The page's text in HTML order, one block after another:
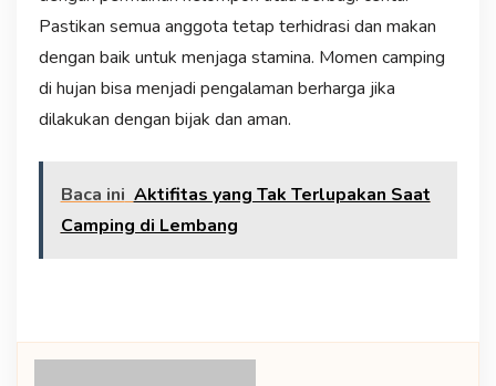
Pastikan semua anggota tetap terhidrasi dan makan
dengan baik untuk menjaga stamina. Momen camping
di hujan bisa menjadi pengalaman berharga jika
dilakukan dengan bijak dan aman.
Baca ini Aktifitas yang Tak Terlupakan Saat
Camping di Lembang